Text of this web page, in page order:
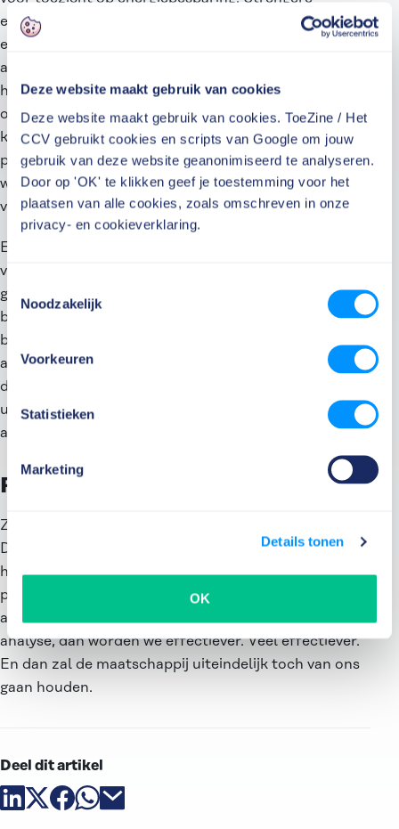
Deze website maakt gebruik van cookies
Deze website maakt gebruik van cookies. ToeZine / Het
CCV gebruikt cookies en scripts van Google om jouw
gebruik van deze website geanonimiseerd te analyseren.
Door op 'OK' te klikken geef je toestemming voor het
plaatsen van alle cookies, zoals omschreven in onze
privacy- en cookieverklaring.
Noodzakelijk
Voorkeuren
Statistieken
Marketing
Details tonen
OK
energie-inspecteurs,
. Maar wat is nu
eigenlijk het probleem? Bedrijven willen namelijk best
aan energiebesparing doen. Investeren is ook
haalbaar, want de rente is laag. In feite moeten
ondernemers vooral geholpen worden om in actie te
komen. Er zijn allerlei partijen die daarbij hun rol niet
pakken, die daarop aangesproken zouden moeten
worden. Bijvoorbeeld op heldere communicatie en
voorlichting vanuit de branche.
Een ander punt: pakt de overheid zelf wel haar
voorbeeldfunctie? Driemaal raden. Bij veel
gemeentelijke gebouwen valt heel veel energie te
besparen, maar ook de ‘eigen’ inspecteurs krijgen hun
bestuur niet zover om te investeren om tenminste
aan de wet te voldoen. Minister Dijksma zegt terecht
dat we samen elke energiemaatregel moeten
uitvoeren die haalbaar is. Maar heeft haar ministerie
alle erkende maatregelen al genomen?
Ruis op de lijn
Zo zit er bij toezicht altijd heel veel ruis op de lijn.
Daar hebben toezichthouders flink last van. Maar laat
het alsjeblieft geen excuus zijn om de
probleemanalyse, visievorming en zelfreflectie
achterwege te laten. Doe vooral eerst die goede
analyse, dan worden we effectiever. Veel effectiever.
En dan zal de maatschappij uiteindelijk toch van ons
gaan houden.
Deel dit artikel